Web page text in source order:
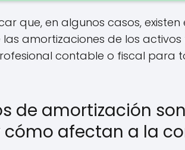
que, en algunos casos,
amortizaciones de los activos
contable o fiscal para
de amortización
afectan a la